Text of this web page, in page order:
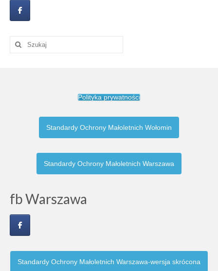
Szuklaj
Polityka prywatności
Standardy Ochrony Małoletnich Wołomin
Standardy Ochrony Małoletnich Warszawa
fb Warszawa
Standardy Ochrony Małoletnich Warszawa-wersja skrócona